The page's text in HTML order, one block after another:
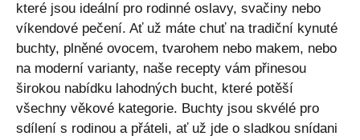
které jsou ideální pro rodinné oslavy, svačiny nebo
víkendové pečení. Ať už máte chuť na tradiční kynuté
buchty, plněné ovocem, tvarohem nebo makem, nebo
na moderní varianty, naše recepty vám přinesou
širokou nabídku lahodných bucht, které potěší
všechny věkové kategorie. Buchty jsou skvélé pro
sdílení s rodinou a přáteli, ať už jde o sladkou snídani